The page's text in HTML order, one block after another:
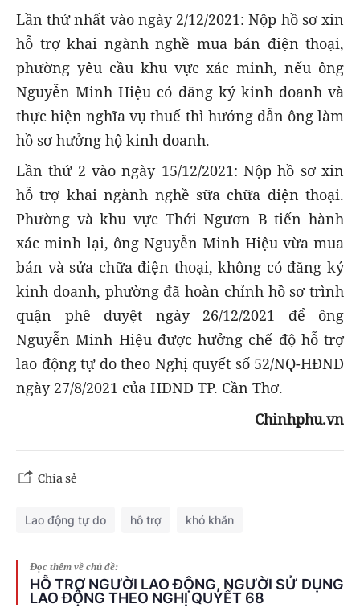
Lần thứ nhất vào ngày 2/12/2021: Nộp hồ sơ xin
hỗ trợ khai ngành nghề mua bán điện thoại,
phường yêu cầu khu vực xác minh, nếu ông
Nguyễn Minh Hiệu có đăng ký kinh doanh và
thực hiện nghĩa vụ thuế thì hướng dẫn ông làm
hồ sơ hưởng hộ kinh doanh.
Lần thứ 2 vào ngày 15/12/2021: Nộp hồ sơ xin
hỗ trợ khai ngành nghề sữa chữa điện thoại.
Phường và khu vực Thới Ngươn B tiến hành
xác minh lại, ông Nguyễn Minh Hiệu vừa mua
bán và sửa chữa điện thoại, không có đăng ký
kinh doanh, phường đã hoàn chỉnh hồ sơ trình
quận phê duyệt ngày 26/12/2021 để ông
Nguyễn Minh Hiệu được hưởng chế độ hỗ trợ
lao động tự do theo Nghị quyết số 52/NQ-HĐND
ngày 27/8/2021 của HĐND TP. Cần Thơ.
Chinhphu.vn
Chia sẻ
Lao động tự do hỗ trợ khó khăn
Đọc thêm về chủ đề:
HỖ TRỢ NGƯỜI LAO ĐỘNG, NGƯỜI SỬ DỤNG
LAO ĐỘNG THEO NGHỊ QUYẾT 68